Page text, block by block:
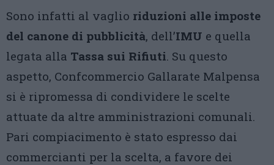
Sono infatti al vaglio riduzioni alle imposte
del canone di pubblicità, dell’IMU e quella
legata alla Tassa sui Rifiuti. Su questo
aspetto, Confcommercio Gallarate Malpensa
si è ripromessa di condividere le scelte
attuate da altre amministrazioni comunali.
Pari compiacimento è stato espresso dai
commercianti per la scelta, a favore dei